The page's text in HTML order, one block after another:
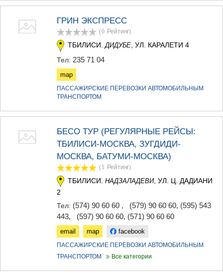
ГРИН ЭКСПРЕСС
(0 Рейтинг)
ТБИЛИСИ.ДИДУБЕ, УЛ. КАРАЛЕТИ 4
Тел: 235 71 04
map
ПАССАЖИРСКИЕ ПЕРЕВОЗКИ АВТОМОБИЛЬНЫМ
ТРАНСПОРТОМ
БЕСО ТУР (РЕГУЛЯРНЫЕ РЕЙСЫ:
ТБИЛИСИ-МОСКВА, ЗУГДИДИ-
МОСКВА, БАТУМИ-МОСКВА)
(1 Рейтинг)
ТБИЛИСИ. НАДЗАЛАДЕВИ, УЛ. Ц. ДАДИАНИ
2
Тел: (574) 90 60 60 , (579) 90 60 60, (595) 543
443, (597) 90 60 60, (571) 90 60 60
email map facebook
ПАССАЖИРСКИЕ ПЕРЕВОЗКИ АВТОМОБИЛЬНЫМ
ТРАНСПОРТОМ
Все категории